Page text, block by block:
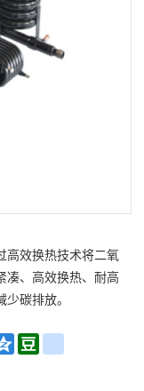
高效换热技术将二氧
凑、高效换热、耐高
碳排放。
Qzone